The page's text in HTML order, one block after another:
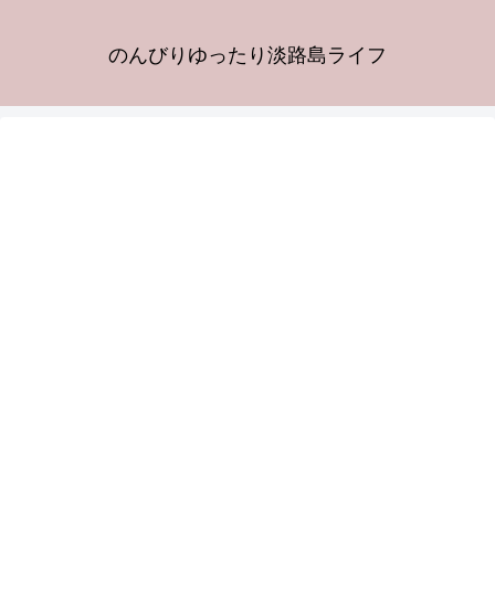
のんびりゆったり淡路島ライフ